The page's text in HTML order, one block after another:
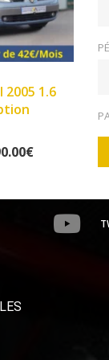
2013 1.2
Graphite